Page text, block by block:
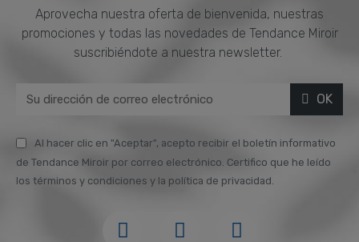
Aprovecha nuestra oferta de bienvenida, nuestras
promociones y todas las novedades de Tendance Miroir
suscribiéndote a nuestra newsletter.
OK
Al hacer clic en "Aceptar", acepto recibir el boletín informativo
de Tendance Miroir por correo electrónico. Certifico que he leído
los términos y condiciones y la política de privacidad.